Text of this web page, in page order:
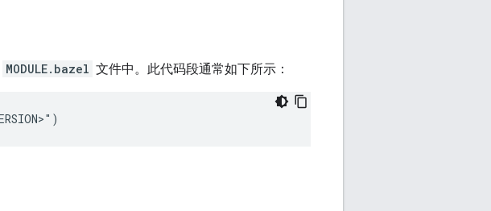
MODULE.bazel 文件中。此代码段通常如下所示：